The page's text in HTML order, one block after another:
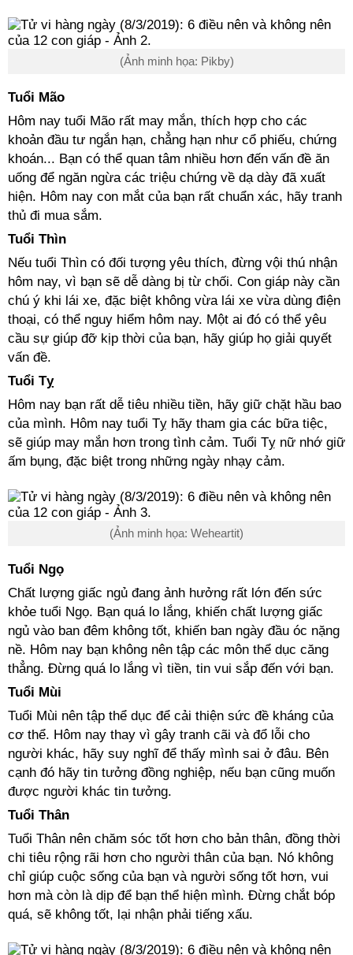
(Ảnh minh họa: Pikby)
Tuổi Mão
Hôm nay tuổi Mão rất may mắn, thích hợp cho các
khoản đầu tư ngắn hạn, chẳng hạn như cổ phiếu, chứng
khoán... Bạn có thể quan tâm nhiều hơn đến vấn đề ăn
uống để ngăn ngừa các triệu chứng về dạ dày đã xuất
hiện. Hôm nay con mắt của bạn rất chuẩn xác, hãy tranh
thủ đi mua sắm.
Tuổi Thìn
Nếu tuổi Thìn có đối tượng yêu thích, đừng vội thú nhận
hôm nay, vì bạn sẽ dễ dàng bị từ chối. Con giáp này cần
chú ý khi lái xe, đặc biệt không vừa lái xe vừa dùng điện
thoại, có thể nguy hiểm hôm nay. Một ai đó có thể yêu
cầu sự giúp đỡ kịp thời của bạn, hãy giúp họ giải quyết
vấn đề.
Tuổi Tỵ
Hôm nay bạn rất dễ tiêu nhiều tiền, hãy giữ chặt hầu bao
của mình. Hôm nay tuổi Tỵ hãy tham gia các bữa tiệc,
sẽ giúp may mắn hơn trong tình cảm. Tuổi Tỵ nữ nhớ giữ
ấm bụng, đặc biệt trong những ngày nhạy cảm.
(Ảnh minh họa: Weheartit)
Tuổi Ngọ
Chất lượng giấc ngủ đang ảnh hưởng rất lớn đến sức
khỏe tuổi Ngọ. Bạn quá lo lắng, khiến chất lượng giấc
ngủ vào ban đêm không tốt, khiến ban ngày đầu óc nặng
nề. Hôm nay bạn không nên tập các môn thể dục căng
thẳng. Đừng quá lo lắng vì tiền, tin vui sắp đến với bạn.
Tuổi Mùi
Tuổi Mùi nên tập thể dục để cải thiện sức đề kháng của
cơ thể. Hôm nay thay vì gây tranh cãi và đổ lỗi cho
người khác, hãy suy nghĩ để thấy mình sai ở đâu. Bên
cạnh đó hãy tin tưởng đồng nghiệp, nếu bạn cũng muốn
được người khác tin tưởng.
Tuổi Thân
Tuổi Thân nên chăm sóc tốt hơn cho bản thân, đồng thời
chi tiêu rộng rãi hơn cho người thân của bạn. Nó không
chỉ giúp cuộc sống của bạn và người sống tốt hơn, vui
hơn mà còn là dịp để bạn thể hiện mình. Đừng chắt bóp
quá, sẽ không tốt, lại nhận phải tiếng xấu.